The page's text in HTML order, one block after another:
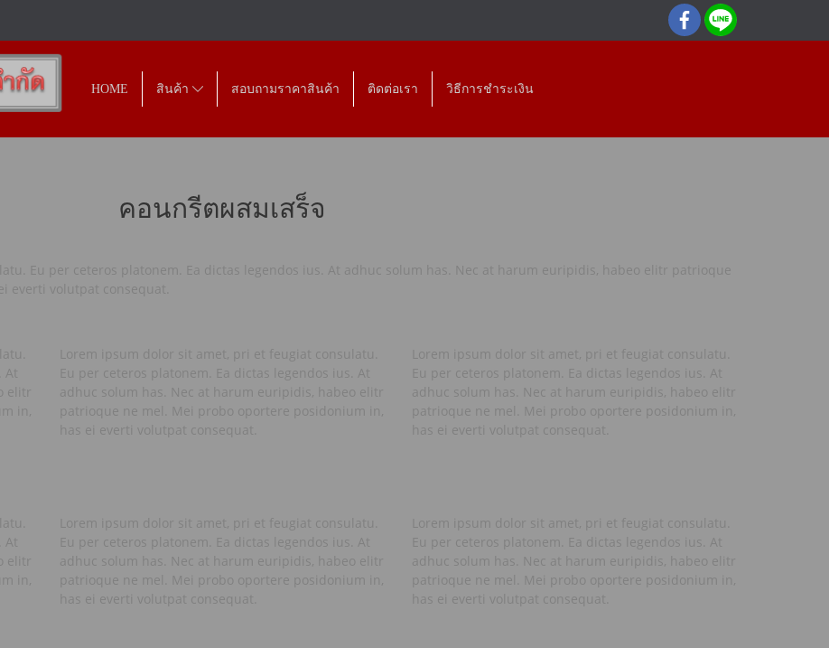
HOME สินค้า สอบถามราคาสินค้า ติดต่อเรา วิธีการชำระเงิน
คอนกรีตผสมเสร็จ
Eu per ceteros platonem. Ea dictas legendos ius. At adhuc solum has. Nec at harum euripidis, habeo elitr patrioque
everti volutpat consequat.
At
elitr
in,
Lorem ipsum dolor sit amet, pri et feugiat consulatu.
Eu per ceteros platonem. Ea dictas legendos ius. At
adhuc solum has. Nec at harum euripidis, habeo elitr
patrioque ne mel. Mei probo oportere posidonium in,
has ei everti volutpat consequat.
Lorem ipsum dolor sit amet, pri et feugiat consulatu.
Eu per ceteros platonem. Ea dictas legendos ius. At
adhuc solum has. Nec at harum euripidis, habeo elitr
patrioque ne mel. Mei probo oportere posidonium in,
has ei everti volutpat consequat.
At
elitr
in,
Lorem ipsum dolor sit amet, pri et feugiat consulatu.
Eu per ceteros platonem. Ea dictas legendos ius. At
adhuc solum has. Nec at harum euripidis, habeo elitr
patrioque ne mel. Mei probo oportere posidonium in,
has ei everti volutpat consequat.
Lorem ipsum dolor sit amet, pri et feugiat consulatu.
Eu per ceteros platonem. Ea dictas legendos ius. At
adhuc solum has. Nec at harum euripidis, habeo elitr
patrioque ne mel. Mei probo oportere posidonium in,
has ei everti volutpat consequat.